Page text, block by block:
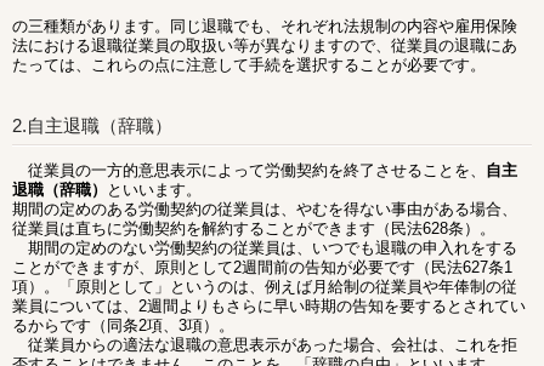
の三種類があります。同じ退職でも、それぞれ法規制の内容や雇用保険
法における退職従業員の取扱い等が異なりますので、従業員の退職にあ
たっては、これらの点に注意して手続を選択することが必要です。
2.自主退職（辞職）
従業員の一方的意思表示によって労働契約を終了させることを、 自主
退職（辞職）
といいます。
期間の定めのある労働契約の従業員は、やむを得ない事由がある場合、
従業員は直ちに労働契約を解約することができます（民法628条）。
期間の定めのない労働契約の従業員は、いつでも退職の申入れをする
ことができますが、原則として2週間前の告知が必要です（民法627条1
項）。「原則として」というのは、例えば月給制の従業員や年俸制の従
業員については、2週間よりもさらに早い時期の告知を要するとされてい
るからです（同条2項、3項）。
従業員からの適法な退職の意思表示があった場合、会社は、これを拒